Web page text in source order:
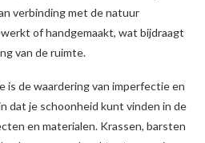
verbinding met de natuur
of handgemaakt, wat bijdraagt
van de ruimte.
is de waardering van imperfectie en
dat je schoonheid kunt vinden in de
en materialen. Krassen, barsten